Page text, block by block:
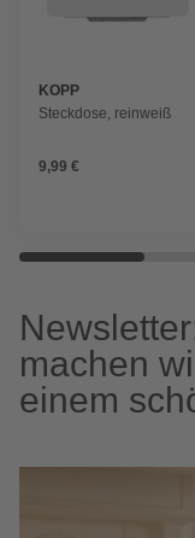
KOPP
Steckdose, reinweiß
9,99 €
machen
einem